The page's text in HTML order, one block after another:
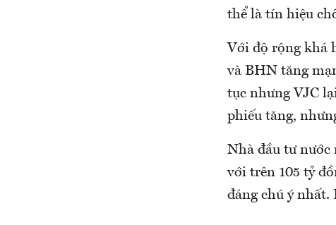
thể là tín hiệu
Với độ rộng khá
và BHN tăng
tục nhưng VJC
phiếu tăng,
Nhà đầu tư nước
với trên 105 tỷ
đáng chú ý nhất.